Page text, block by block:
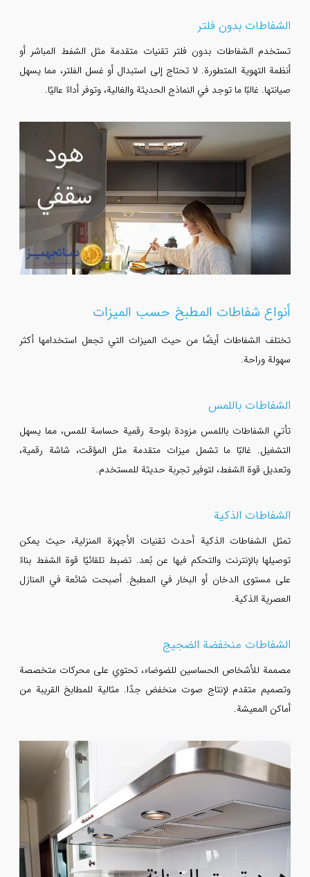
الشفاطات بدون فلتر
تستخدم الشفاطات بدون فلتر تقنيات متقدمة مثل الشفط المباشر أو
أنظمة التهوية المتطورة. لا تحتاج إلى استبدال أو غسل الفلتر، مما يسهل
صيانتها. غالبًا ما توجد في النماذج الحديثة والغالية، وتوفر أداءً عاليًا.
أنواع شفاطات المطبخ حسب الميزات
تختلف الشفاطات أيضًا من حيث الميزات التي تجعل استخدامها أكثر
سهولة وراحة.
الشفاطات باللمس
تأتي الشفاطات باللمس مزودة بلوحة رقمية حساسة للمس، مما يسهل
التشغيل. غالبًا ما تشمل ميزات متقدمة مثل المؤقت، شاشة رقمية،
وتعديل قوة الشفط، لتوفير تجربة حديثة للمستخدم.
الشفاطات الذكية
تمثل الشفاطات الذكية أحدث تقنيات الأجهزة المنزلية، حيث يمكن
توصيلها بالإنترنت والتحكم فيها عن بُعد. تضبط تلقائيًا قوة الشفط بناءً
على مستوى الدخان أو البخار في المطبخ. أصبحت شائعة في المنازل
العصرية الذكية.
الشفاطات منخفضة الضجيج
مصممة للأشخاص الحساسين للضوضاء، تحتوي على محركات متخصصة
وتصميم متقدم لإنتاج صوت منخفض جدًا. مثالية للمطابخ القريبة من
أماكن المعيشة.